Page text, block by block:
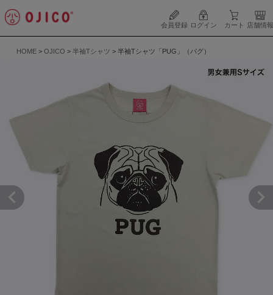
会員登録 ログイン カート 店舗情報
HOME OJICO 半袖Tシャツ 半袖Tシャツ「PUG」（パグ）